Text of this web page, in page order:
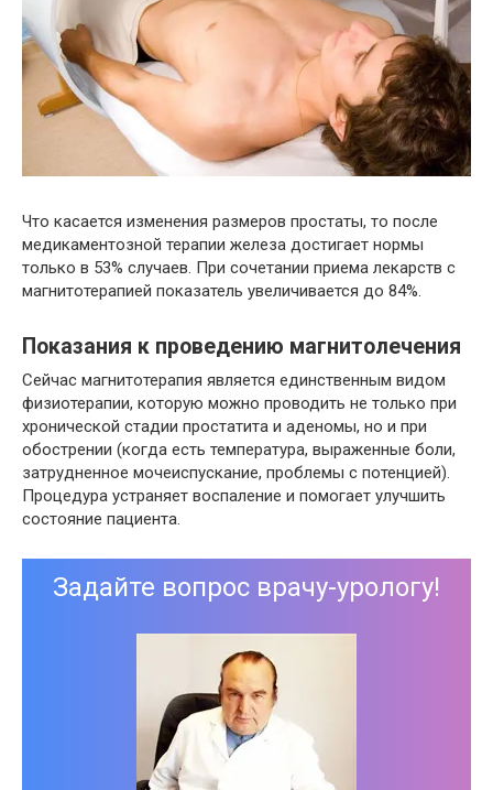
Что касается изменения размеров простаты, то после
медикаментозной терапии железа достигает нормы
только в 53% случаев. При сочетании приема лекарств с
магнитотерапией показатель увеличивается до 84%.
Показания к проведению магнитолечения
Сейчас магнитотерапия является единственным видом
физиотерапии, которую можно проводить не только при
хронической стадии простатита и аденомы, но и при
обострении (когда есть температура, выраженные боли,
затрудненное мочеиспускание, проблемы с потенцией).
Процедура устраняет воспаление и помогает улучшить
состояние пациента.
Задайте вопрос врачу-урологу!